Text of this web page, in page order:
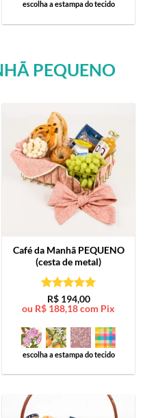
escolha a estampa do tecido
PEQUENO
Café da Manhã PEQUENO
(cesta de metal)
Avaliação5
de 5
R$194,00
ou R$ 188,18com Pix
escolha a estampa do tecido